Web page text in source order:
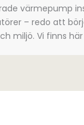
värmepump
– redo att
miljö. Vi finns